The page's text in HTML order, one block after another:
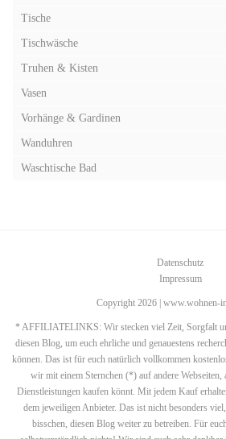
Tische
Tischwäsche
Truhen & Kisten
Vasen
Vorhänge & Gardinen
Wanduhren
Waschtische Bad
Datenschutz
Impressum
Copyright 2026 | www.wohnen-
* AFFILIATELINKS: Wir stecken viel Zeit, Sorgfalt
diesen Blog, um euch ehrliche und genauestens
können. Das ist für euch natürlich vollkommen
wir mit einem Sternchen (*) auf andere
Dienstleistungen kaufen könnt. Mit jedem Kauf
dem jeweiligen Anbieter. Das ist nicht besonders
bisschen, diesen Blog weiter zu betreiben. Für